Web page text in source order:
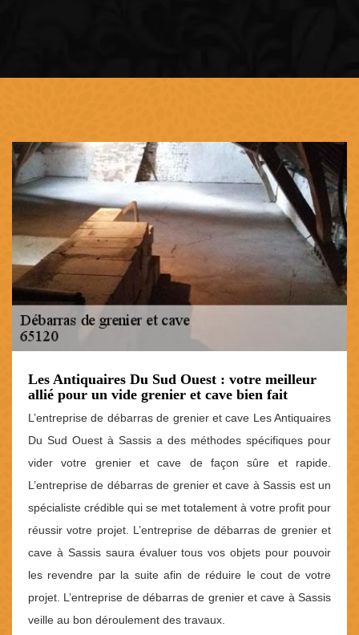
Les Antiquaires Du Sud Ouest : votre meilleur
allié pour un vide grenier et cave bien fait
L’entreprise de débarras de grenier et cave Les Antiquaires
Du Sud Ouest à Sassis a des méthodes spécifiques pour
vider votre grenier et cave de façon sûre et rapide.
L’entreprise de débarras de grenier et cave à Sassis est un
spécialiste crédible qui se met totalement à votre profit pour
réussir votre projet. L’entreprise de débarras de grenier et
cave à Sassis saura évaluer tous vos objets pour pouvoir
les revendre par la suite afin de réduire le cout de votre
projet. L’entreprise de débarras de grenier et cave à Sassis
veille au bon déroulement des travaux.